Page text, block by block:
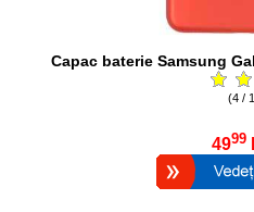
Capac baterie Samsung
(4 /
4999